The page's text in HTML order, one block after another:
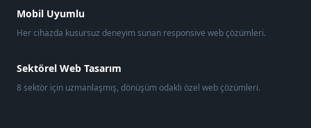
Mobil Uyumlu
Her cihazda kusursuz deneyim sunan responsive web çözümleri.
Sektörel Web Tasarım
8 sektör için uzmanlaşmış, dönüşüm odaklı özel web çözümleri.